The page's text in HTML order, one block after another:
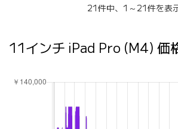
21件中、1～21件を表
11インチ iPad Pro (M4) 価